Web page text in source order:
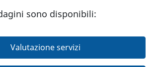
sono disponibili:
Valutazione servizi